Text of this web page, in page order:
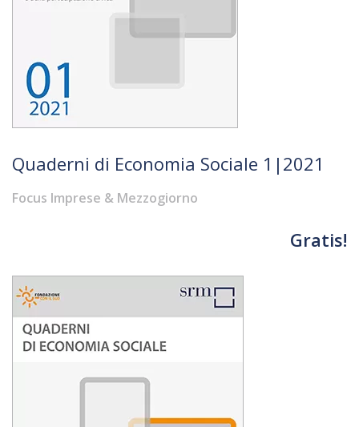
Quaderni di Economia Sociale 1|2021
Focus Imprese & Mezzogiorno
Gratis!